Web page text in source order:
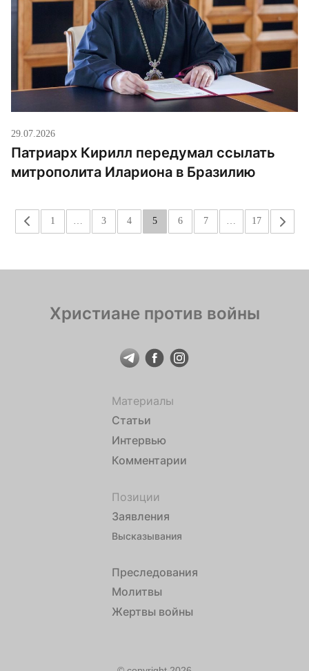
29.07.2026
Патриарх Кирилл передумал ссылать
митрополита Илариона в Бразилию
« 1 3 4 5 6 7 17 »
Христиане против войны
Материалы
Статьи
Интервью
Комментарии
Позиции
Заявления
Высказывания
Преследования
Молитвы
Жертвы войны